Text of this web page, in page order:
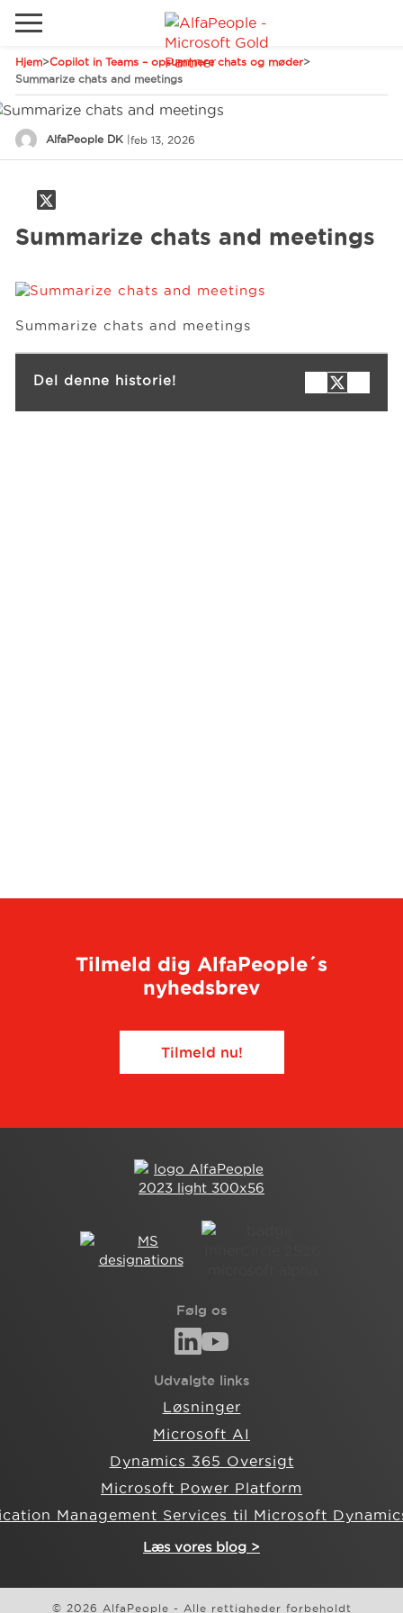
Hjem>Copilot in Teams – opsummere chats og møder>
Summarize chats and meetings
AlfaPeople DK |feb 13, 2026
Summarize chats and meetings
Summarize chats and meetings
Del denne historie!
Tilmeld dig AlfaPeople´s
nyhedsbrev
Tilmeld nu!​
Følg os
Udvalgte links
Løsninger
Microsoft AI
Dynamics 365 Oversigt
Microsoft Power Platform
Management Services til Microsoft
Læs vores blog >
© 2026 AlfaPeople - Alle rettigheder forbeholdt
Services
Ring Email
Gå til det lokale websted
Global
Canada
Tyskland